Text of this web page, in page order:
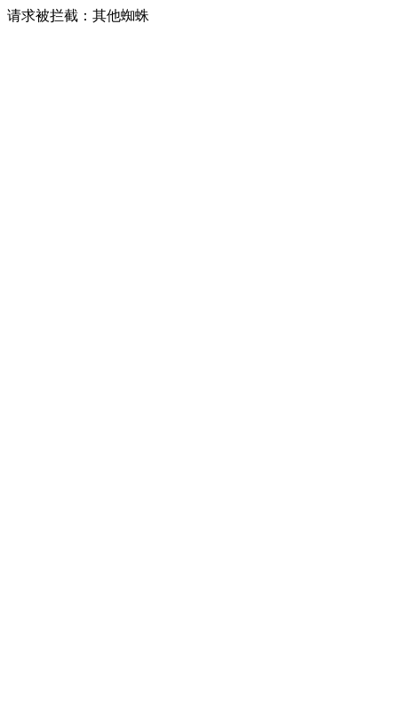
请求被拦截：其他蜘蛛